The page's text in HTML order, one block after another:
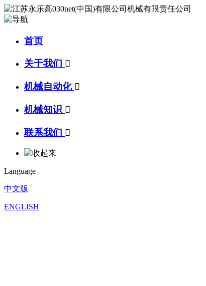
首页
关于我们 
机械自动化 
机械知识 
联系我们 
Language
中文版
ENGLISH